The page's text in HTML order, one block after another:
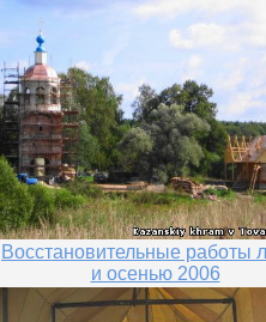
Восстановительные работы
и осенью 2006